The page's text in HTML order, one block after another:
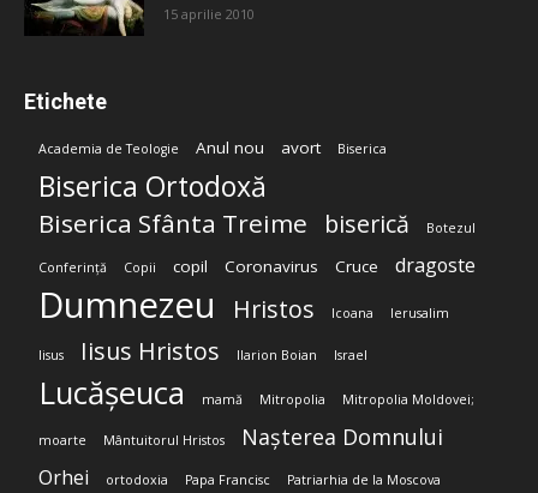
15 aprilie 2010
Etichete
Academia de Teologie Anul nou avort Biserica
Biserica Ortodoxă
Biserica Sfânta Treime biserică Botezul
Conferință Copii copil Coronavirus Cruce dragoste
Dumnezeu Hristos Icoana Ierusalim
Iisus Iisus Hristos Ilarion Boian Israel
Lucășeuca mamă Mitropolia Mitropolia Moldovei;
moarte Mântuitorul Hristos Nașterea Domnului
Orhei ortodoxia Papa Francisc Patriarhia de la Moscova